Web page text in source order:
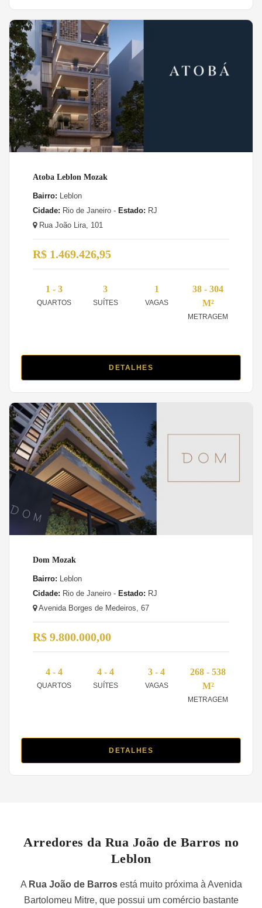
Atoba Leblon Mozak
Bairro: Leblon
Cidade: Rio de Janeiro - Estado: RJ
Rua João Lira, 101
R$ 1.469.426,95
1 - 3
QUARTOS
3
SUÍTES
1
VAGAS
38 - 304
M²
METRAGEM
DETALHES
Dom Mozak
Bairro: Leblon
Cidade: Rio de Janeiro - Estado: RJ
Avenida Borges de Medeiros, 67
R$ 9.800.000,00
4 - 4
QUARTOS
4 - 4
SUÍTES
3 - 4
VAGAS
268 - 538
M²
METRAGEM
DETALHES
Arredores da Rua João de Barros no
Leblon
A Rua João de Barrosestá muito próxima à Avenida
Bartolomeu Mitre, que possui um comércio bastante